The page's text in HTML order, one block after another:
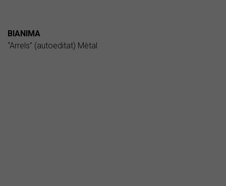
BIANIMA
“Arrels” (autoeditat) Mètal